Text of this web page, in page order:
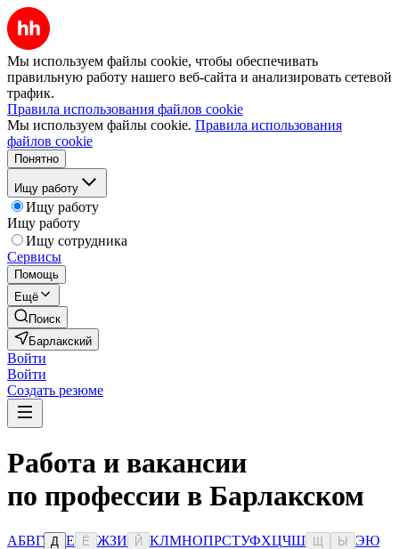
Мы используем файлы cookie, чтобы обеспечивать
правильную работу нашего веб-сайта и анализировать сетевой
трафик.
Правила использования файлов cookie
Мы используем файлы cookie. Правила использования
файлов cookie
Понятно
Ищу работу
Ищу работу
Ищу работу
Ищу сотрудника
Сервисы
Помощь
Ещё
Поиск
Барлакский
Войти
Войти
Создать резюме
Работа и вакансии
по профессии в Барлакском
АБВГ Д Е Ё ЖЗИ Й КЛМНОПРСТУФХЦЧШ Ы ЭЮ